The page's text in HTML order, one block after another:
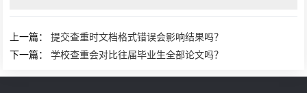
上一篇：提交查重时文档格式错误会影响结果吗？
下一篇：学校查重会对比往届毕业生全部论文吗？